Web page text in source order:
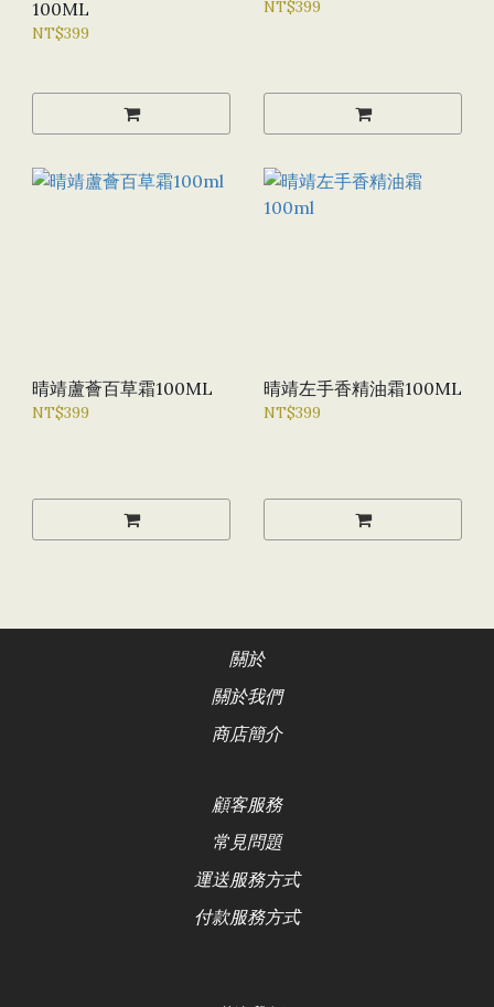
100ML
NT$399
NT$399
晴靖蘆薈百草霜100ML
NT$399
晴靖左手香精油霜100ML
NT$399
關於
關於我們
商店簡介
顧客服務
常見問題
運送服務方式
付款服務方式